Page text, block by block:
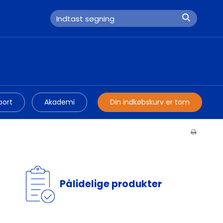
Akademi Din indkøbskurv er tom
Pålidelige produkter